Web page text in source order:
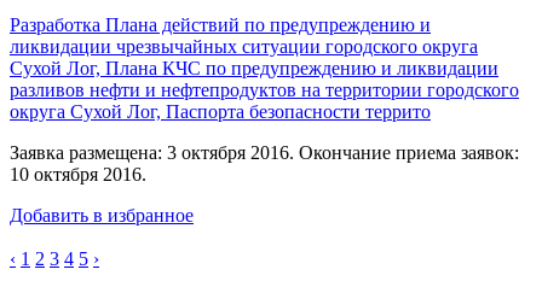
Разработка Плана действий по предупреждению и
ликвидации чрезвычайных ситуации городского округа
Сухой Лог, Плана КЧС по предупреждению и ликвидации
разливов нефти и нефтепродуктов на территории городского
округа Сухой Лог, Паспорта безопасности террито
Заявка размещена: 3 октября 2016. Окончание приема заявок:
10 октября 2016.
Добавить в избранное
‹ 1 2 3 4 5 ›